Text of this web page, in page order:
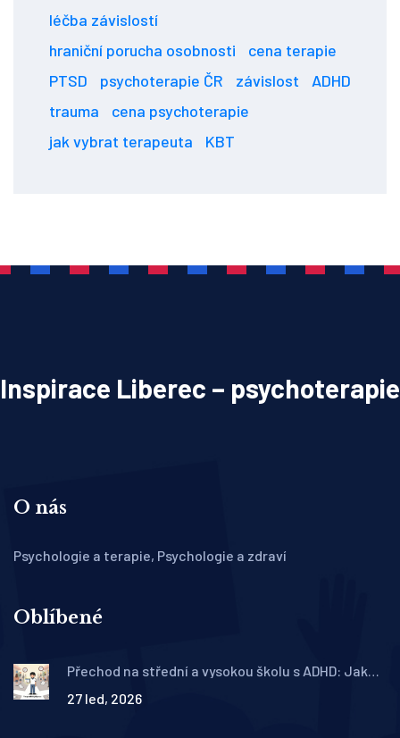
léčba závislostí
hraniční porucha osobnosti
cena terapie
PTSD
psychoterapie ČR závislost
ADHD
trauma
cena psychoterapie
jak vybrat terapeuta
KBT
Inspirace Liberec – psychoterapie
O nás
Psychologie a terapie, Psychologie a zdraví
Oblíbené
Přechod na střední a vysokou školu s ADHD: Jak
uspět
27 led, 2026